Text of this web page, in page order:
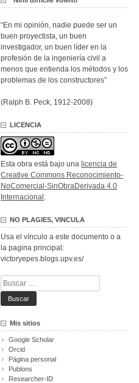
“En mi opinión, nadie puede ser un
buen proyectista, un buen
investigador, un buen líder en la
profesión de la ingeniería civil a
menos que entienda los métodos y los
problemas de los constructores”
(Ralph B. Peck, 1912-2008)
LICENCIA
Esta obra está bajo una licencia de
Creative Commons Reconocimiento-
NoComercial-SinObraDerivada 4.0
Internacional .
NO PLAGIES, VINCULA
Usa el vínculo a este documento o a
la pagina principal:
victoryepes.blogs.upv.es/
Buscar:
Mis sitios
Google Scholar
Orcid
Página personal
Publons
Researcher-ID